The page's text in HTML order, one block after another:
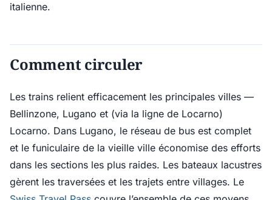
italienne.
Comment circuler
Les trains relient efficacement les principales villes —
Bellinzone, Lugano et (via la ligne de Locarno)
Locarno. Dans Lugano, le réseau de bus est complet
et le funiculaire de la vieille ville économise des efforts
dans les sections les plus raides. Les bateaux lacustres
gèrent les traversées et les trajets entre villages. Le